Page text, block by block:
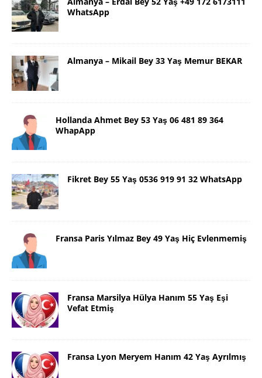
WhatsApp
Almanya – Mikail Bey 33 Yaş Memur BEKAR
Hollanda Ahmet Bey 53 Yaş 06 481 89 364
WhapApp
Fikret Bey 55 Yaş 0536 919 91 32 WhatsApp
Fransa Paris Yılmaz Bey 49 Yaş Hiç Evlenmemiş
Fransa Marsilya Hülya Hanım 55 Yaş Eşi
Vefat Etmiş
Fransa Lyon Meryem Hanım 42 Yaş Ayrılmış